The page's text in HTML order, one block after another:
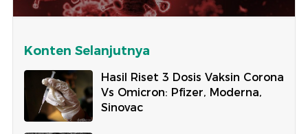
Konten Selanjutnya
Hasil Riset 3 Dosis Vaksin Corona
Vs Omicron: Pfizer, Moderna,
Sinovac